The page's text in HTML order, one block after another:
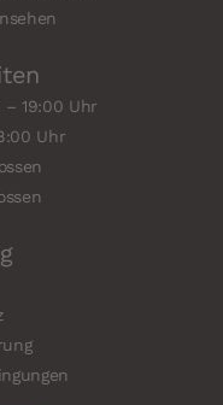
19:00 Uhr
Uhr